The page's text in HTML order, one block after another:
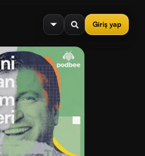
Giriş yap